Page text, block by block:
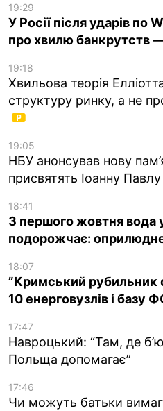
19:29
У Росії після ударів по
про хвилю банкрутств
19:18
Хвильова теорія
структуру ринку, а не
19:05
НБУ анонсував нову
присвятять Іоанну Павлу
18:41
З першого жовтня вода
подорожчає:
18:07
”Кримський
10 енерговузлів і базу
17:47
Навроцький: “Там, де
Польща допомагає”
17:46
Чи можуть батьки